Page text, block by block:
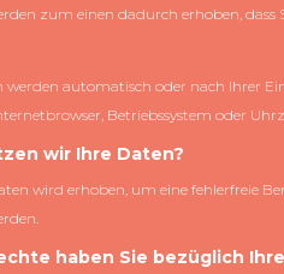
zum einen dadurch erhoben, dass
werden automatisch oder nach Ihrer
Betriebssystem oder
wir Ihre Daten?
wird erhoben, um eine fehlerfreie
haben Sie bezüglich